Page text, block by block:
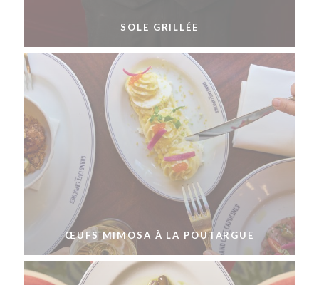
SOLE GRILLÉE
ŒUFS MIMOSA À LA POUTARGUE